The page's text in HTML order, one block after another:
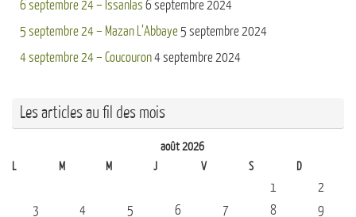
6 septembre 24 – Issanlas 6 septembre 2024
5 septembre 24 – Mazan L’Abbaye 5 septembre 2024
4 septembre 24 – Coucouron4 septembre 2024
Les articles au fil des mois
août 2026
L
M M J V S D
1
2
3
4 5 6 7 8
9